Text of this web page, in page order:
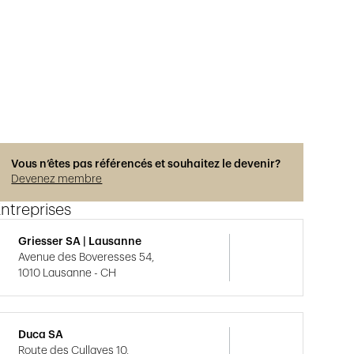
Vous n’êtes pas référencés et souhaitez le devenir?
Devenez membre
Griesser SA | Lausanne
Avenue des Boveresses 54,
1010 Lausanne - CH
Duca SA
Route des Cullayes 10,